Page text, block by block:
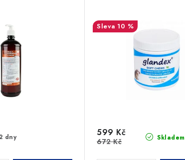
dny
10 %
Skladem
599 Kč
672 Kč